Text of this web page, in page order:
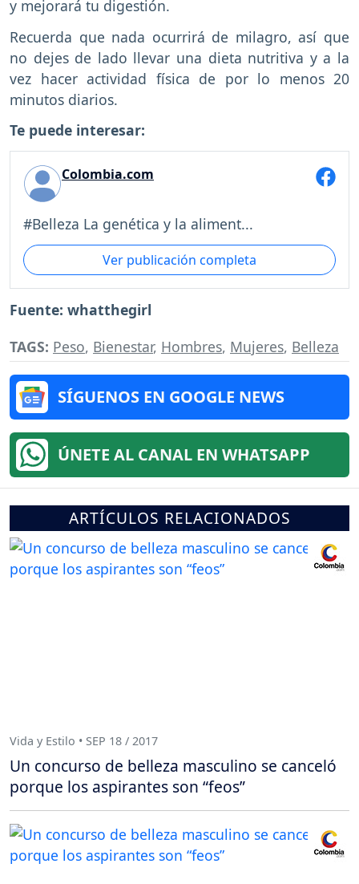
y mejorará tu digestión.
Recuerda que nada ocurrirá de milagro, así que
no dejes de lado llevar una dieta nutritiva y a la
vez hacer actividad física de por lo menos 20
minutos diarios.
Te puede interesar:
Colombia.com
#Belleza La genética y la aliment...
Ver publicación completa
Fuente: whatthegirl
TAGS: Peso, Bienestar, Hombres, Mujeres, Belleza
SÍGUENOS EN GOOGLE NEWS
ÚNETE AL CANAL EN WHATSAPP
ARTÍCULOS RELACIONADOS
Vida y Estilo • SEP 18 / 2017
Un concurso de belleza masculino se canceló
porque los aspirantes son “feos”